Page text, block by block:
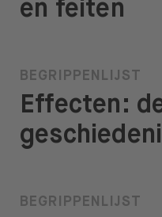
en feiten
BEGRIPPENLIJST
Effecten:
BEGRIPPENLIJST